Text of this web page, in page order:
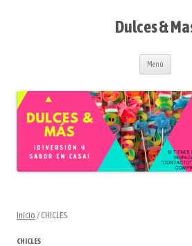
Dulces &
Menú
Inicio / CHICLES
CHICLES